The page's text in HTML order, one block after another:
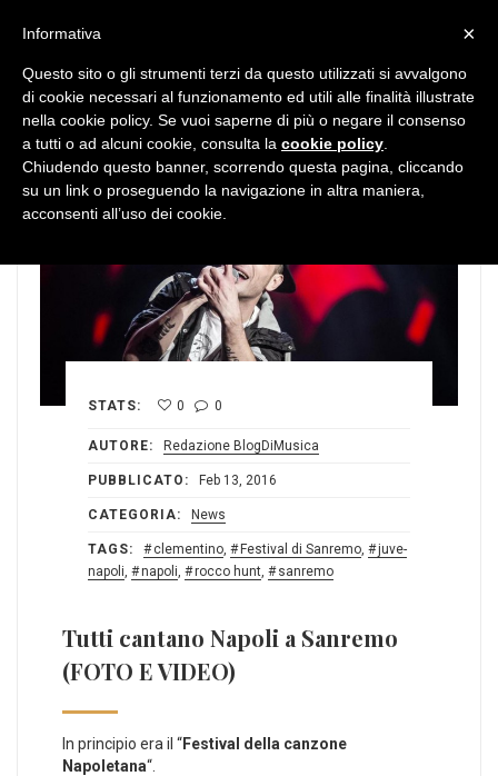
STATS: 0 0
AUTORE: Redazione BlogDiMusica
PUBBLICATO: Feb 13, 2016
CATEGORIA: News
TAGS: clementino Festival di Sanremo
juve-
napoli
napoli rocco hunt sanremo
Tutti cantano Napoli a Sanremo
(FOTO E VIDEO)
In principio era il “Festival della canzone
Napoletana“.
×
Informativa
Questo sito o gli strumenti terzi da questo utilizzati si avvalgono
di cookie necessari al funzionamento ed utili alle finalità illustrate
nella cookie policy. Se vuoi saperne di più o negare il consenso
a tutti o ad alcuni cookie, consulta la cookie policy
Chiudendo questo banner, scorrendo questa pagina, cliccando
su un link o proseguendo la navigazione in altra maniera,
acconsenti all’uso dei cookie.